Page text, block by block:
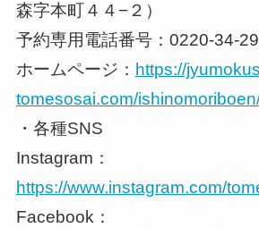
森字本町４４−２）
予約専用電話番号：0220-34-
ホームページ： https://
tomesosai.com/
・各種SNS
Instagram：
https://www.instagram.com/
Facebook：